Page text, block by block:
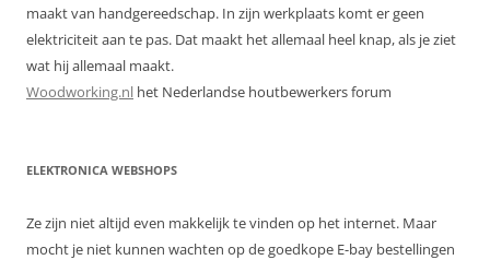
maakt van handgereedschap. In zijn werkplaats komt er geen
elektriciteit aan te pas. Dat maakt het allemaal heel knap, als je ziet
wat hij allemaal maakt.
Woodworking.nl het Nederlandse houtbewerkers forum
ELEKTRONICA WEBSHOPS
Ze zijn niet altijd even makkelijk te vinden op het internet. Maar
mocht je niet kunnen wachten op de goedkope E-bay bestellingen